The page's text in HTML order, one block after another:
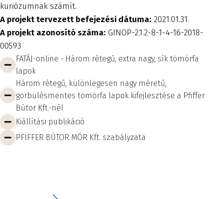
kuriózumnak számít.
A projekt tervezett befejezési dátuma: 2021.01.31.
A projekt azonosító száma: GINOP-2.1.2-8-1-4-16-2018-
00593
FATÁJ-online - Három rétegű, extra nagy, sík tömörfa
lapok
Három rétegű, különlegesen nagy méretű,
görbülésmentes tömörfa lapok kifejlesztése a Pfiffer
Bútor Kft.-nél
Kiállítási publikáció
PFIFFER BÚTOR MÓR Kft. szabályzata